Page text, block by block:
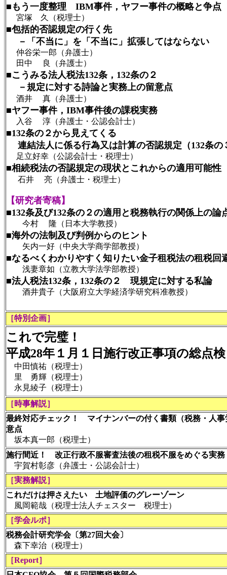
■もう一度整理 IBM事件，ヤフー事件の概略と争点
宮塚 久（税理士）
■包括的否認規定の行く先
－「不当に」を「不当に」拡張してはならない
仲谷栄一郎（弁護士）
田中 良（弁護士）
■こうみる法人税法132条，132条の２
－規定に対する詩論と実務上の留意点
酒井 真（弁護士）
■ヤフー事件，IBM事件後の課税実務
入谷 淳（弁護士・公認会計士）
■132条の２から見えてくる
連結法人に係る行為又は計算の否認規定（132条の
足立好幸（公認会計士・税理士）
■相続税法の否認規定の現状とこれからの適用可能性
石井 亮（弁護士・税理士）
【研究者寄稿】
■132条及び132条の２の適用と税務執行の関係上の論
今村 隆（日本大学教授）
■海外の法制及び判例からのヒント
矢内一好（中央大学商学部教授）
■なるべくわかりやすく知りたい金子租税法の租税回
浅妻章如（立教大学法学部教授）
■法人税法132条，132条の２ 現規定に対する私論
酒井貴子（大阪府立大学経済学研究科准教授）
［特別企画］
これで完璧！
平成28年１月１日施行改正事項の総点検
中田慎祐（税理士）
里 勇輝（税理士）
永見綾子（税理士）
［時事解説］
最終対応チェック！ マイナンバーの付く書類（税務・人事
意点
坂本真一郎（税理士）
施行間近！ 改正行政不服審査法後の租税不服をめぐる実務
宇賀村彰彦（弁護士・公認会計士）
［実務解説］
これだけは押さえたい 土地評価のグレーゾーン
風岡範哉（税理士法人チェスター 税理士）
［学会ルポ］
税務会計研究学会〔第27回大会〕
森下幸治（税理士）
［Report］